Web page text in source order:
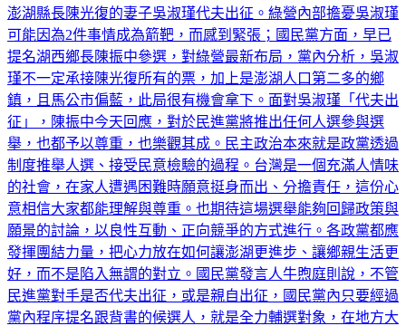
可能因為2件事情成為箭靶，而感到緊張；國民黨方面，早已
提名湖西鄉長陳振中參選，對綠營最新布局，黨內分析，吳淑
瑾不一定承接陳光復所有的票，加上是澎湖人口第二多的鄉
鎮，且馬公市偏藍，此局很有機會拿下。面對吳淑瑾「代夫出
征」，陳振中今天回應，對於民進黨將推出任何人選參與選
舉，也都予以尊重，也樂觀其成。民主政治本來就是政黨透過
制度推舉人選、接受民意檢驗的過程。台灣是一個充滿人情味
的社會，在家人遭遇困難時願意挺身而出、分擔責任，這份心
意相信大家都能理解與尊重。也期待這場選舉能夠回歸政策與
願景的討論，以良性互動、正向競爭的方式進行。各政黨都應
發揮團結力量，把心力放在如何讓澎湖更進步、讓鄉親生活更
好，而不是陷入無謂的對立。國民黨發言人牛煦庭則說，不管
民進黨對手是否代夫出征，或是親自出征，國民黨內只要經過
黨內程序提名跟背書的候選人，就是全力輔選對象，在地方大
選中會全力輔選，黨對陳振中有信心，會把澎湖縣拿回來。藍